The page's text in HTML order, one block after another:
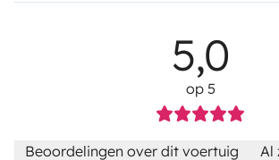
5,0
op 5
Beoordelingen over dit voertuig Al